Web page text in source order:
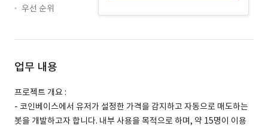
우선 순위
업무 내용
프로젝트 개요 :
- 코인베이스에서 유저가 설정한 가격을 감지하고 자동으로 매도하는
봇을 개발하고자 합니다. 내부 사용을 목적으로 하며, 약 15명이 이용